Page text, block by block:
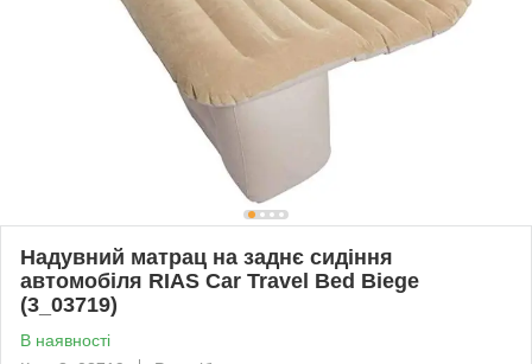
Надувний матрац на заднє сидіння
автомобіля RIAS Car Travel Bed Biege
(3_03719)
В наявності